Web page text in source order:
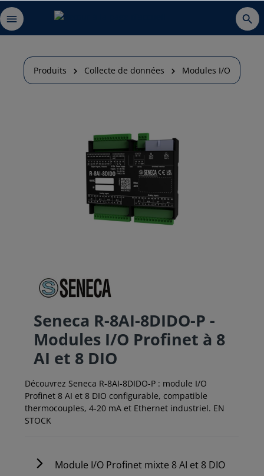
Produits Collecte de données Modules I/O
Seneca R-8AI-8DIDO-P -
Modules I/O Profinet à 8
AI et 8 DIO
Découvrez Seneca R-8AI-8DIDO-P : module I/O
Profinet 8 AI et 8 DIO configurable, compatible
thermocouples, 4-20 mA et Ethernet industriel. EN
STOCK
Module I/O Profinet mixte 8 AI et 8 DIO